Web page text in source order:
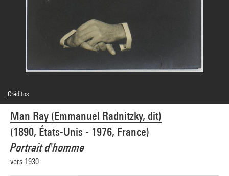
Man Ray (Emmanuel Radnitzky, dit)
(1890, États-Unis - 1976, France)
Portrait d'homme
vers 1930
Créditos
© Man Ray Trust / Adagp, Paris
Créditos fotográficos : Centre Pompidou, MNAM-CCI/Service de la documentation
photographique du MNAM/Dist. GrandPalaisRmn
Referencia de la imagen : 4N12716
Difusión de la imagen :GrandPalaisRmnPhoto